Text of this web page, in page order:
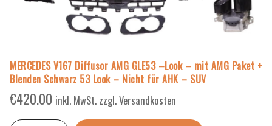
MERCEDES V167 Diffusor AMG GLE53 –Look – mit AMG Paket +
Blenden Schwarz 53 Look – Nicht für AHK – SUV
€420.00 inkl. MwSt. zzgl. Versandkosten